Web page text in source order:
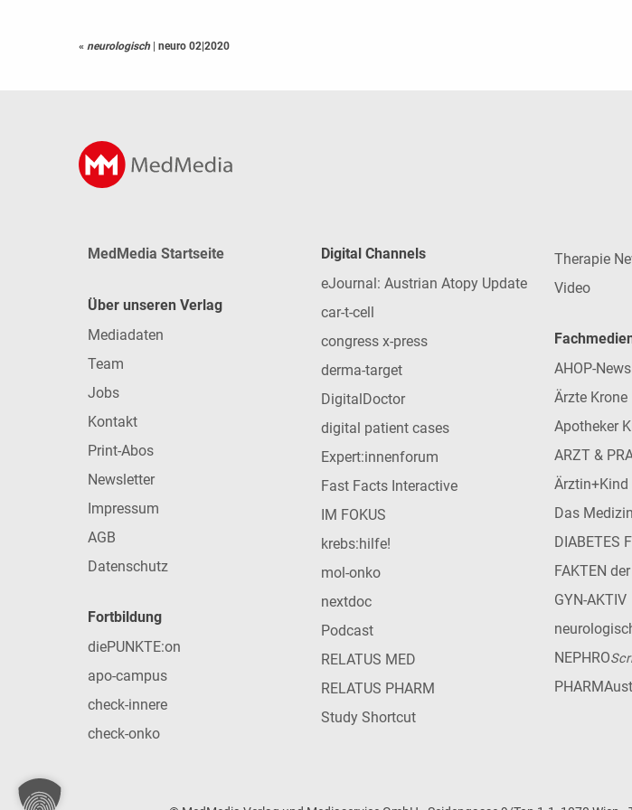
« neurologisch neuro 02|2020
MedMedia Startseite
Über unseren Verlag
Mediadaten
Team
Jobs
Kontakt
Print-Abos
Newsletter
Impressum
AGB
Datenschutz
Fortbildung
diePUNKTE:on
apo-campus
check-innere
check-onko
Digital Channels
eJournal: Austrian Atopy Update
car-t-cell
congress x-press
derma-target
DigitalDoctor
digital patient cases
Expert:innenforum
Fast Facts Interactive
IM FOKUS
krebs:hilfe!
mol-onko
nextdoc
Podcast
RELATUS MED
RELATUS PHARM
Study Shortcut
Therapie
Video
AHOP-News
Ärzte Krone
Apotheker
ARZT &
Ärztin+Kind
Das
DIABETES
FAKTEN
GYN-AKTIV
NEPHRO